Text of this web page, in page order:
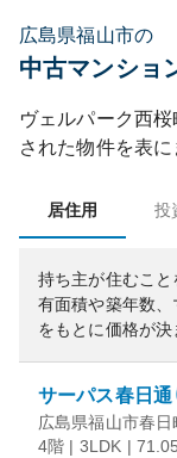
広島県福山市の
中古マンショ
ヴェルパーク西桜
された物件を表に
居住用 投
持ち主が住むこと
有面積や築年数
をもとに価格が決
サーパス春日通
広島県福山市春日
4階 | 3LDK |